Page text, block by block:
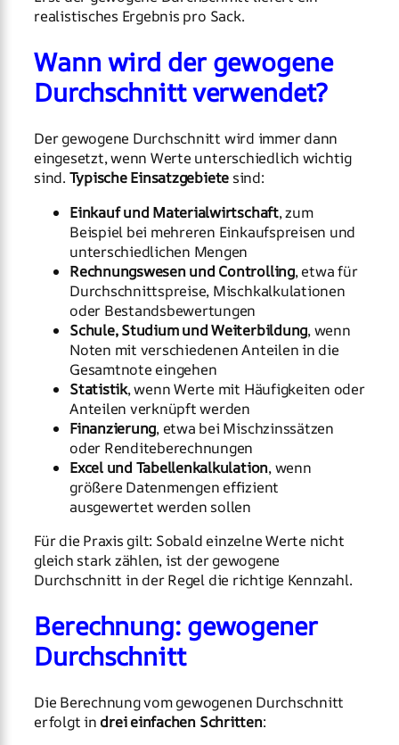
realistisches Ergebnis pro Sack.
Wann wird der gewogene
Durchschnitt verwendet?
Der gewogene Durchschnitt wird immer dann
eingesetzt, wenn Werte unterschiedlich wichtig
sind. Typische Einsatzgebiete sind:
Einkauf und Materialwirtschaft, zum
Beispiel bei mehreren Einkaufspreisen und
unterschiedlichen Mengen
Rechnungswesen und Controlling, etwa für
Durchschnittspreise, Mischkalkulationen
oder Bestandsbewertungen
Schule, Studium und Weiterbildung, wenn
Noten mit verschiedenen Anteilen in die
Gesamtnote eingehen
Statistik, wenn Werte mit Häufigkeiten oder
Anteilen verknüpft werden
Finanzierung, etwa bei Mischzinssätzen
oder Renditeberechnungen
Excel und Tabellenkalkulation, wenn
größere Datenmengen effizient
ausgewertet werden sollen
Für die Praxis gilt: Sobald einzelne Werte nicht
gleich stark zählen, ist der gewogene
Durchschnitt in der Regel die richtige Kennzahl.
Berechnung: gewogener
Durchschnitt
Die Berechnung vom gewogenen Durchschnitt
erfolgt indrei einfachen Schritten: